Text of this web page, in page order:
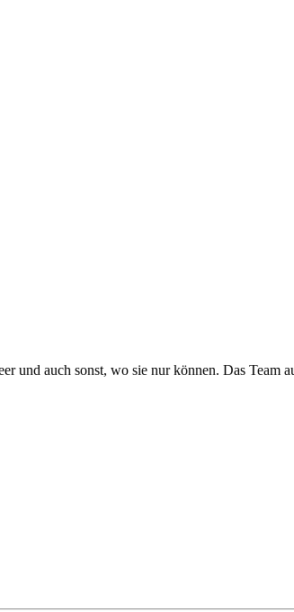
auch sonst, wo sie nur können. Das Team